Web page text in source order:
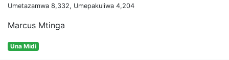
Umetazamwa 8,332, Umepakuliwa 4,204
Marcus Mtinga
Una Midi